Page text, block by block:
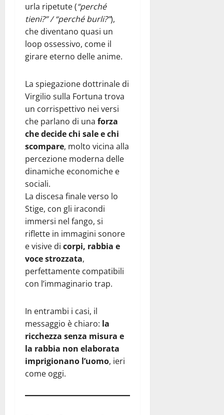
urla ripetute (“perché
tieni?” / “perché burli?”),
che diventano quasi un
loop ossessivo, come il
girare eterno delle anime.
La spiegazione dottrinale di
Virgilio sulla Fortuna trova
un corrispettivo nei versi
che parlano di una forza
che decide chi sale e chi
scompare, molto vicina alla
percezione moderna delle
dinamiche economiche e
sociali.
La discesa finale verso lo
Stige, con gli iracondi
immersi nel fango, si
riflette in immagini sonore
e visive di corpi, rabbia e
voce strozzata,
perfettamente compatibili
con l’immaginario trap.
In entrambi i casi, il
messaggio è chiaro: la
ricchezza senza misura e
la rabbia non elaborata
imprigionano l’uomo, ieri
come oggi.